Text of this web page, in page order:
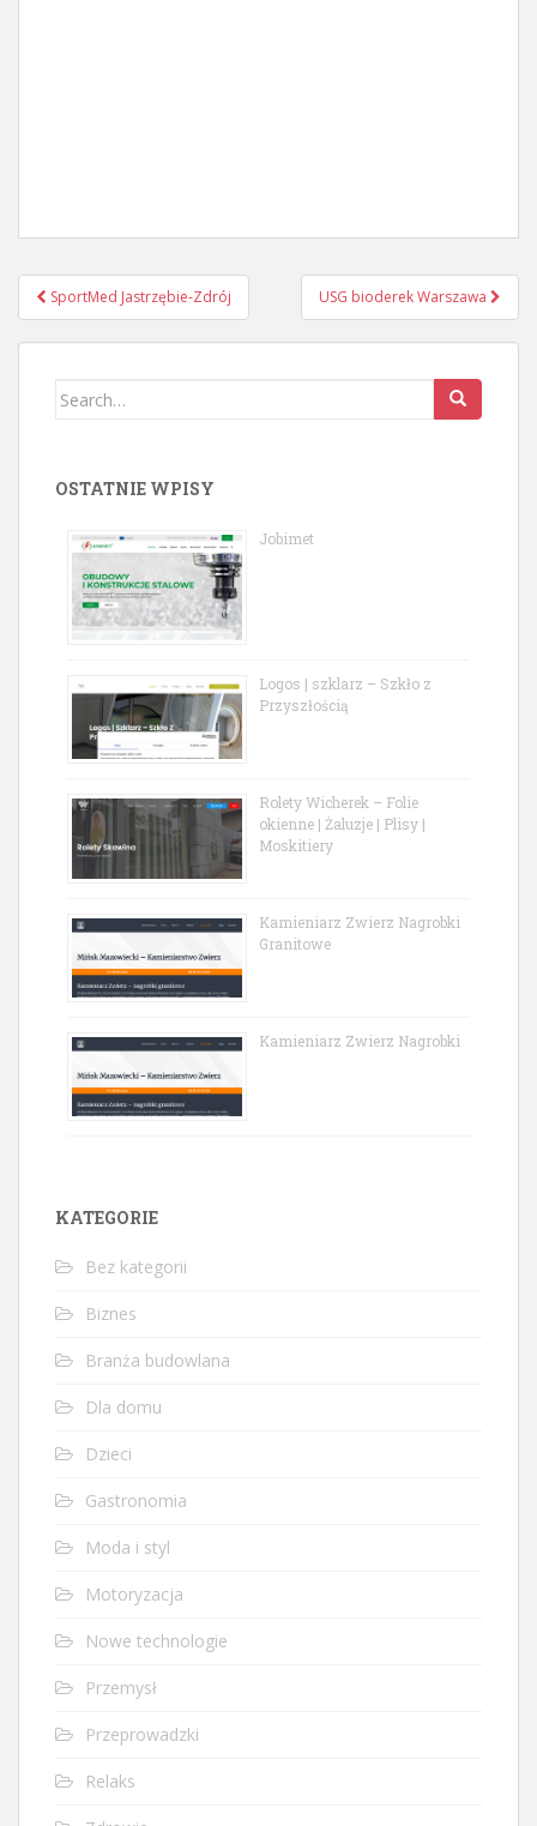
Post
navigation
SportMed Jastrzębie-Zdrój USG bioderek Warszawa
Search
OSTATNIE WPISY
Jobimet
Logos | szklarz – Szkło z
Przyszłością
Rolety Wicherek – Folie
okienne | Żaluzje | Plisy |
Moskitiery
Kamieniarz Zwierz Nagrobki
Granitowe
Kamieniarz Zwierz Nagrobki
KATEGORIE
Bez kategorii
Biznes
Branża budowlana
Dla domu
Dzieci
Gastronomia
Moda i styl
Motoryzacja
Nowe technologie
Przemysł
Przeprowadzki
Relaks